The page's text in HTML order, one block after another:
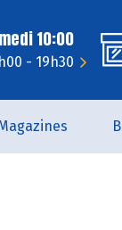
10:00
- 19h30